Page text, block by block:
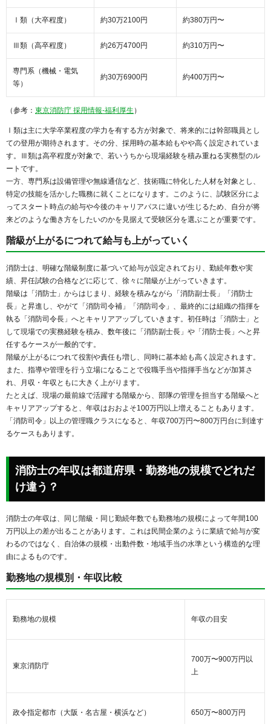
Ⅰ類（大卒程度） 約30万2100円 約380万円〜
Ⅲ類（高卒程度） 約26万4700円 約310万円〜
専門系（機械・電気
等）
約30万6900円 約400万円〜
（参考： 東京消防庁 採用情報-福利厚生 ）
Ⅰ類は主に大学卒業程度の学力を有する方が対象で、将来的には幹部職員とし
ての登用が期待されます。その分、採用時の基本給もやや高く設定されていま
す。Ⅲ類は高卒程度が対象で、若いうちから現場経験を積み重ねる実務型のル
ートです。
一方、専門系は設備管理や無線通信など、技術職に特化した人材を対象とし、
特定の技能を活かした職務に就くことになります。このように、試験区分によ
ってスタート時点の給与や今後のキャリアパスに違いが生じるため、自分が将
来どのような働き方をしたいのかを見据えて受験区分を選ぶことが重要です。
階級が上がるにつれて給与も上がっていく
消防士は、明確な階級制度に基づいて給与が設定されており、勤続年数や実
績、昇任試験の合格などに応じて、徐々に階級が上がっていきます。
階級は「消防士」からはじまり、経験を積みながら「消防副士長」「消防士
長」と昇進し、やがて「消防司令補」「消防司令」、最終的には組織の指揮を
執る「消防司令長」へとキャリアアップしていきます。初任時は「消防士」と
して現場での実務経験を積み、数年後に「消防副士長」や「消防士長」へと昇
任するケースが一般的です。
階級が上がるにつれて役割や責任も増し、同時に基本給も高く設定されます。
また、指導や管理を行う立場になることで役職手当や指揮手当などが加算さ
れ、月収・年収ともに大きく上がります。
たとえば、現場の最前線で活躍する階級から、部隊の管理を担当する階級へと
キャリアアップすると、年収はおおよそ100万円以上増えることもあります。
「消防司令」以上の管理職クラスになると、年収700万円〜800万円台に到達す
るケースもあります。
消防士の年収は都道府県・勤務地の規模でどれだ
け違う？
消防士の年収は、同じ階級・同じ勤続年数でも勤務地の規模によって年間100
万円以上の差が出ることがあります。これは民間企業のように業績で給与が変
わるのではなく、自治体の規模・出動件数・地域手当の水準という構造的な理
由によるものです。
勤務地の規模別・年収比較
勤務地の規模 年収の目安
東京消防庁
700万〜900万円以
上
政令指定都市（大阪・名古屋・横浜など） 650万〜800万円